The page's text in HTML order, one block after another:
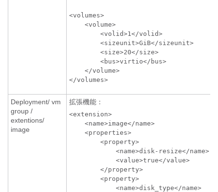
<volumes>
    <volume>
        <volid>1</volid>
        <sizeunit>GiB</sizeunit>
        <size>20</size>
        <bus>virtio</bus>
    </volume>
</volumes>
Deployment/ vm
group /
extentions/
image
拡張機能：
<extension>
    <name>image</name>
    <properties>
        <property>
            <name>disk-resize</name>
            <value>true</value>
        </property>
        <property>
            <name>disk_type</name>